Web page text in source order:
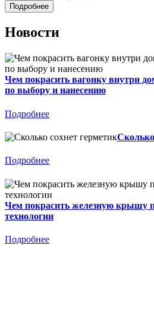
Новости
Чем покрасить вагонку внутри
по выбору и нанесению
Подробнее
Подробнее
Чем покрасить железную крышу
технологии
Подробнее